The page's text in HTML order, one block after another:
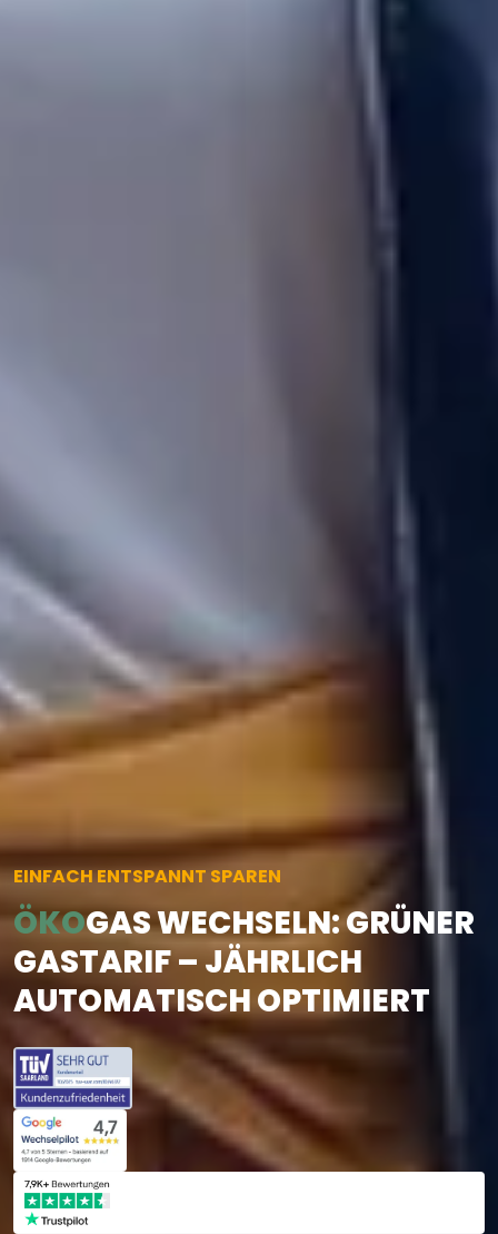
EINFACH ENTSPANNT SPAREN
ÖKOGAS WECHSELN: GRÜNER
GASTARIF – JÄHRLICH
AUTOMATISCH OPTIMIERT